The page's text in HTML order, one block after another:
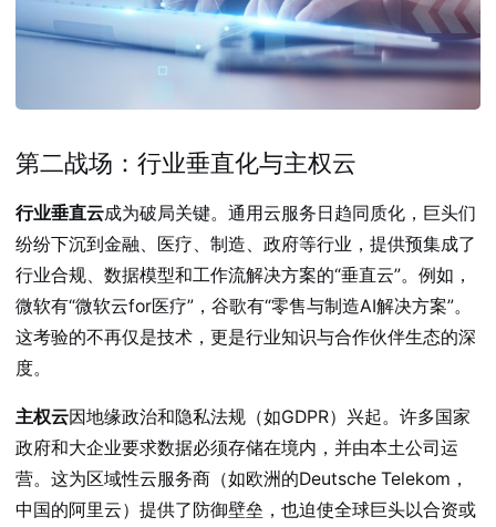
第二战场：行业垂直化与主权云
行业垂直云成为破局关键。通用云服务日趋同质化，巨头们
纷纷下沉到金融、医疗、制造、政府等行业，提供预集成了
行业合规、数据模型和工作流解决方案的“垂直云”。例如，
微软有“微软云for医疗”，谷歌有“零售与制造AI解决方案”。
这考验的不再仅是技术，更是行业知识与合作伙伴生态的深
度。
主权云因地缘政治和隐私法规（如GDPR）兴起。许多国家
政府和大企业要求数据必须存储在境内，并由本土公司运
营。这为区域性云服务商（如欧洲的Deutsche Telekom，
中国的阿里云）提供了防御壁垒，也迫使全球巨头以合资或